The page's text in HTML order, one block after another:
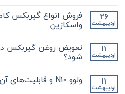
دیدگاهی
نکات
مهم
کلیدی
در
مورد
بکس
کامیون
نشده 26
اردیبهشت
فروش انواع گیربکس
واسکازین
برای
فروش
انواع
و
آشنایی
ثبت
نشده 11
اردیبهشت
تعویض روغن گیربکس در
شود؟
برای
تعویض
ثبت
نشده 11
اردیبهشت
ولوو N10 و قابلیت‌های آن در حمل‌ونقل